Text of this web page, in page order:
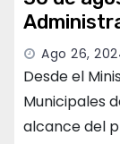
Ago 26,
Desde el
Municipales
alcance del